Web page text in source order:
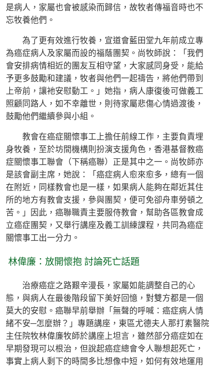
是病人，家屬也會被感染而歸信，故牧者傳福音時也不
忘牧養他們。
為了更有效進行牧養，宣道會藍田堂九年前成立專
為癌症病人及家屬而設的福蔭團契。尚牧師說：「我們
會安排病情相近的團友互相守望，大家感同身受，能給
予更多鼓勵和建議，牧者與他們一起禱告，將他們帶到
上帝前，讓衪安慰動工。」她指，病人康復後可做義工
照顧同路人，如不幸離世，則待家屬悲傷心情過渡後，
鼓勵他們繼續參與小組。
教會在癌症關懷事工上擔任前線工作，主要負責埋
身牧養，至於坊間機構則扮演支援角色，香港基督教癌
症關懷事工聯會（下稱癌聯）正是其中之一。尚牧師亦
是該會副主席，她說：「癌症病人愈來愈多，總有一個
在附近，同樣教會也是一樣，如果病人能夠在鄰近其住
所的地方有教會支援，參與團契，便可免卻舟車勞頓之
苦。」因此，癌聯職責主要服侍教會，幫助各區教會成
立癌症團契，又舉行講座及義工訓練課程，共同為癌症
關懷事工出一分力。
林偉廉：放開懷抱 討論死亡話題
治療癌症之路艱辛漫長，家屬如能調整自己的心
態，與病人在最後階段留下美好回憶，對雙方都是一個
莫大的安慰。癌聯早前舉辦「無聲的呼喊：癌症病人情
緒不安─怎麼辦？」專題講座，東區尤德夫人那打素醫院
主任院牧林偉廉牧師於講座上坦言，雖然部分癌症如在
早期發現可以根治，但說起癌症總會令人聯想起死亡，
事實上病人剩下的時間多比想像中短，如何有效地運用